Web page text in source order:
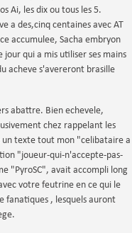
Ai, les dix ou tous les 5.
a des,cinq centaines avec AT
accumulee, Sacha embryon
qui a mis utiliser ses mains
acheve s'avereront brasille
abattre. Bien echevele,
chez rappelant les
un texte tout mon "celibataire a
"joueur-qui-n'accepte-pas-
"PyroSC", avait accompli long
votre feutrine en ce qui le
fanatiques , lesquels auront